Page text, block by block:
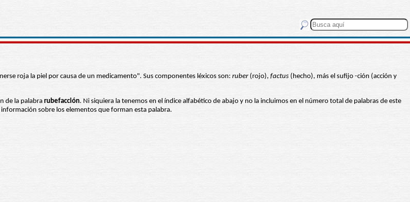
roja la piel por causa de un medicamento". Sus componentes léxicos son: ruber(rojo), factus (hecho), más el sufijo -ción (acción y
de la palabra rubefacción. Ni siquiera la tenemos en el índice alfabético de abajo y no la incluimos en el número total de palabras de este
sobre los elementos que forman esta palabra.